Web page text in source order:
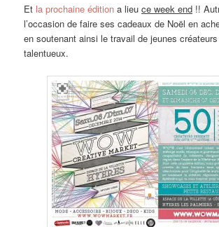
Et la prochaine édition a lieuce week end !!
l’occasion de faire ses cadeaux de Noël en
en soutenant ainsi le travail de jeunes
talentueux.